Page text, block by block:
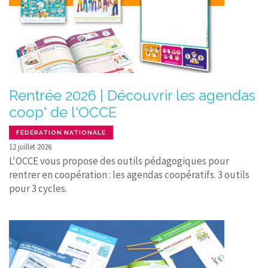
Rentrée 2026 | Découvrir les agendas
coop' de l'OCCE
FÉDÉRATION NATIONALE
12 juillet 2026
L'OCCE vous propose des outils pédagogiques pour
rentrer en coopération : les agendas coopératifs. 3 outils
pour 3 cycles.